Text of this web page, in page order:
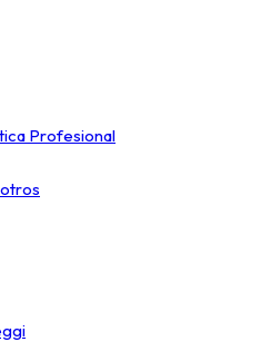
Profesional